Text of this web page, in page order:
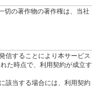
切の著作物の著作権は、当社
信することにより本サービス
た時点で、利用契約が成立す
該当する場合には、利用契約